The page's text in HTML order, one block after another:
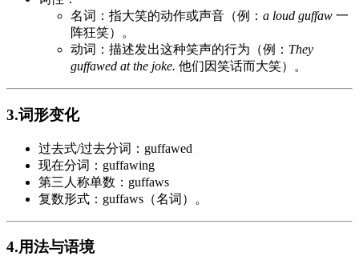
名词：指大笑的动作或声音（例： a loud guffaw 一
阵狂笑）。
动词：描述发出这种笑声的行为（例： They
guffawed at the joke. 他们因笑话而大笑）。
3.词形变化
过去式/过去分词：guffawed
现在分词：guffawing
第三人称单数：guffaws
复数形式：guffaws（名词）。
4.用法与语境